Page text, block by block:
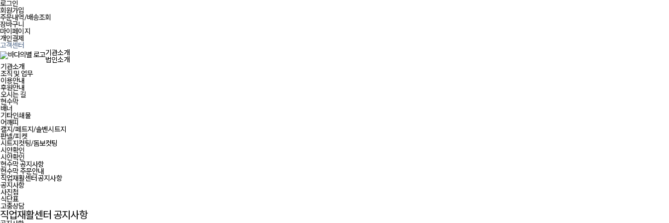
로그인
회원가입
주문내역/배송조회
장바구니
마이페이지
개인결제
고객센터
기관소개
법인소개
기관소개
조직 및 업무
이용안내
후원안내
오시는 길
현수막
배너
기타인쇄물
어깨띠
캘지/페트지/솔벤시트지
판넬/피켓
시트지컷팅/돔보컷팅
시안확인
시안확인
현수막 공지사항
현수막 주문안내
직업재활센터 공지사항
공지사항
사진첩
식단표
고충상담
직업재활센터 공지사항